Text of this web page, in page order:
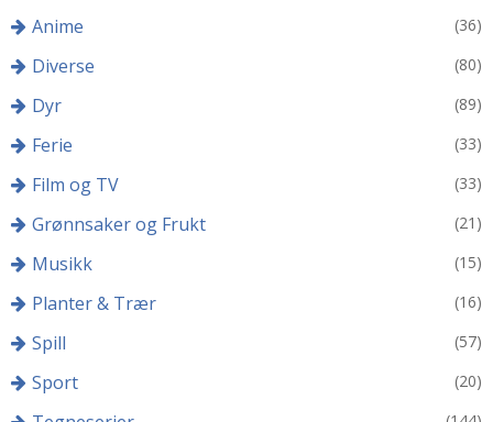
Anime (36)
Diverse (80)
Dyr (89)
Ferie (33)
Film og TV (33)
Grønnsaker og Frukt (21)
Musikk (15)
Planter & Trær (16)
Spill (57)
Sport (20)